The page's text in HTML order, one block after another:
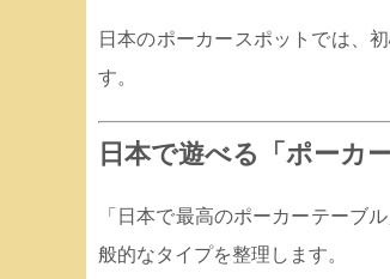
日本のポーカースポットでは、
す。
日本で遊べる「ポーカ
「日本で最高のポーカーテーブ
般的なタイプを整理します。